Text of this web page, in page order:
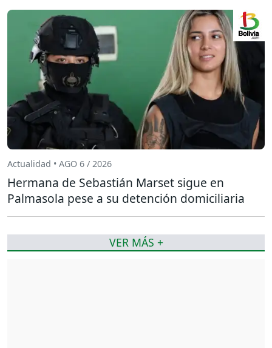
Actualidad • AGO 6 / 2026
Hermana de Sebastián Marset sigue en
Palmasola pese a su detención domiciliaria
VER MÁS +